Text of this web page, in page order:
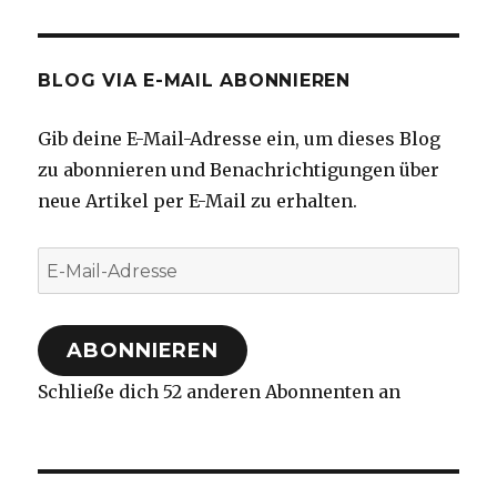
BLOG VIA E-MAIL ABONNIEREN
Gib deine E-Mail-Adresse ein, um dieses Blog
zu abonnieren und Benachrichtigungen über
neue Artikel per E-Mail zu erhalten.
E-
Mail-
Adresse
ABONNIEREN
Schließe dich 52 anderen Abonnenten an